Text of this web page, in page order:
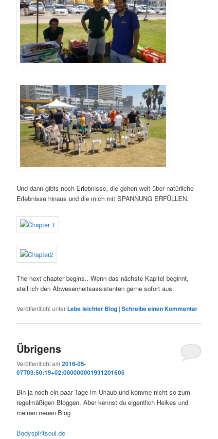
Und dann gibts noch Erlebnisse, die gehen weit über natürliche
Erlebnisse hinaus und die mich mit SPANNUNG ERFÜLLEN.
The next chapter begins.. Wenn das nächste Kapitel beginnt,
stell ich den Abwesenheitsassistenten gerne sofort aus.
Veröffentlicht unter Lebe leichter Blog |Schreibe einen Kommentar
Übrigens
Veröffentlicht am2016-05-
07T03:50:19+02:000000001931201605
Bin ja noch ein paar Tage im Urlaub und komme nicht so zum
regelmäßigen Bloggen. Aber kennst du eigentlich Heikes und
meinen neuen Blog
Bodyspiritsoul.de